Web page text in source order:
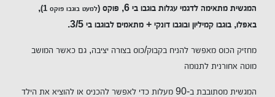
המגשית מתאימה לדגמי עגלות בוגבו בי 6, פוקס (למעט בוגבו פוקס 1)
,
באפלו, בוגבו קמיליון ובוגבו דונקי + מתאמים לבוגבו בי 3/5.
מחזיק הכוס מאפשר להניח בקבוק/כוס בצורה יציבה, גם כאשר המושב
מוטה אחורנית לתנומה
המגשית מסתובבת ב-90 מעלות כדי לאפשר להכניס או להוציא את הילד